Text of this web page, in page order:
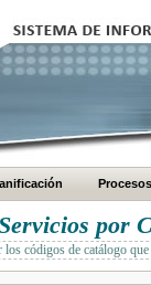
Procesos
por
códigos de catálogo